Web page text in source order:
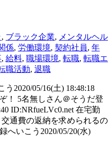
, ブラック企業, メンタルヘル
係, 労働環境, 契約社員, 年
, 給料, 職場環境, 転職, 転職エ
職活動, 退職
2020/05/16(土) 18:48:18
！ 5名無しさん＠そうだ登
ID:NRfueLVc0.net 在宅勤
通費の返納を求められるの
へいこう2020/05/20(水)